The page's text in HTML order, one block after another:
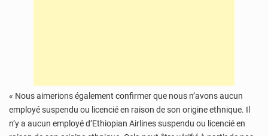
« Nous aimerions également confirmer que nous n’avons aucun
employé suspendu ou licencié en raison de son origine ethnique. Il
n’y a aucun employé d’Ethiopian Airlines suspendu ou licencié en